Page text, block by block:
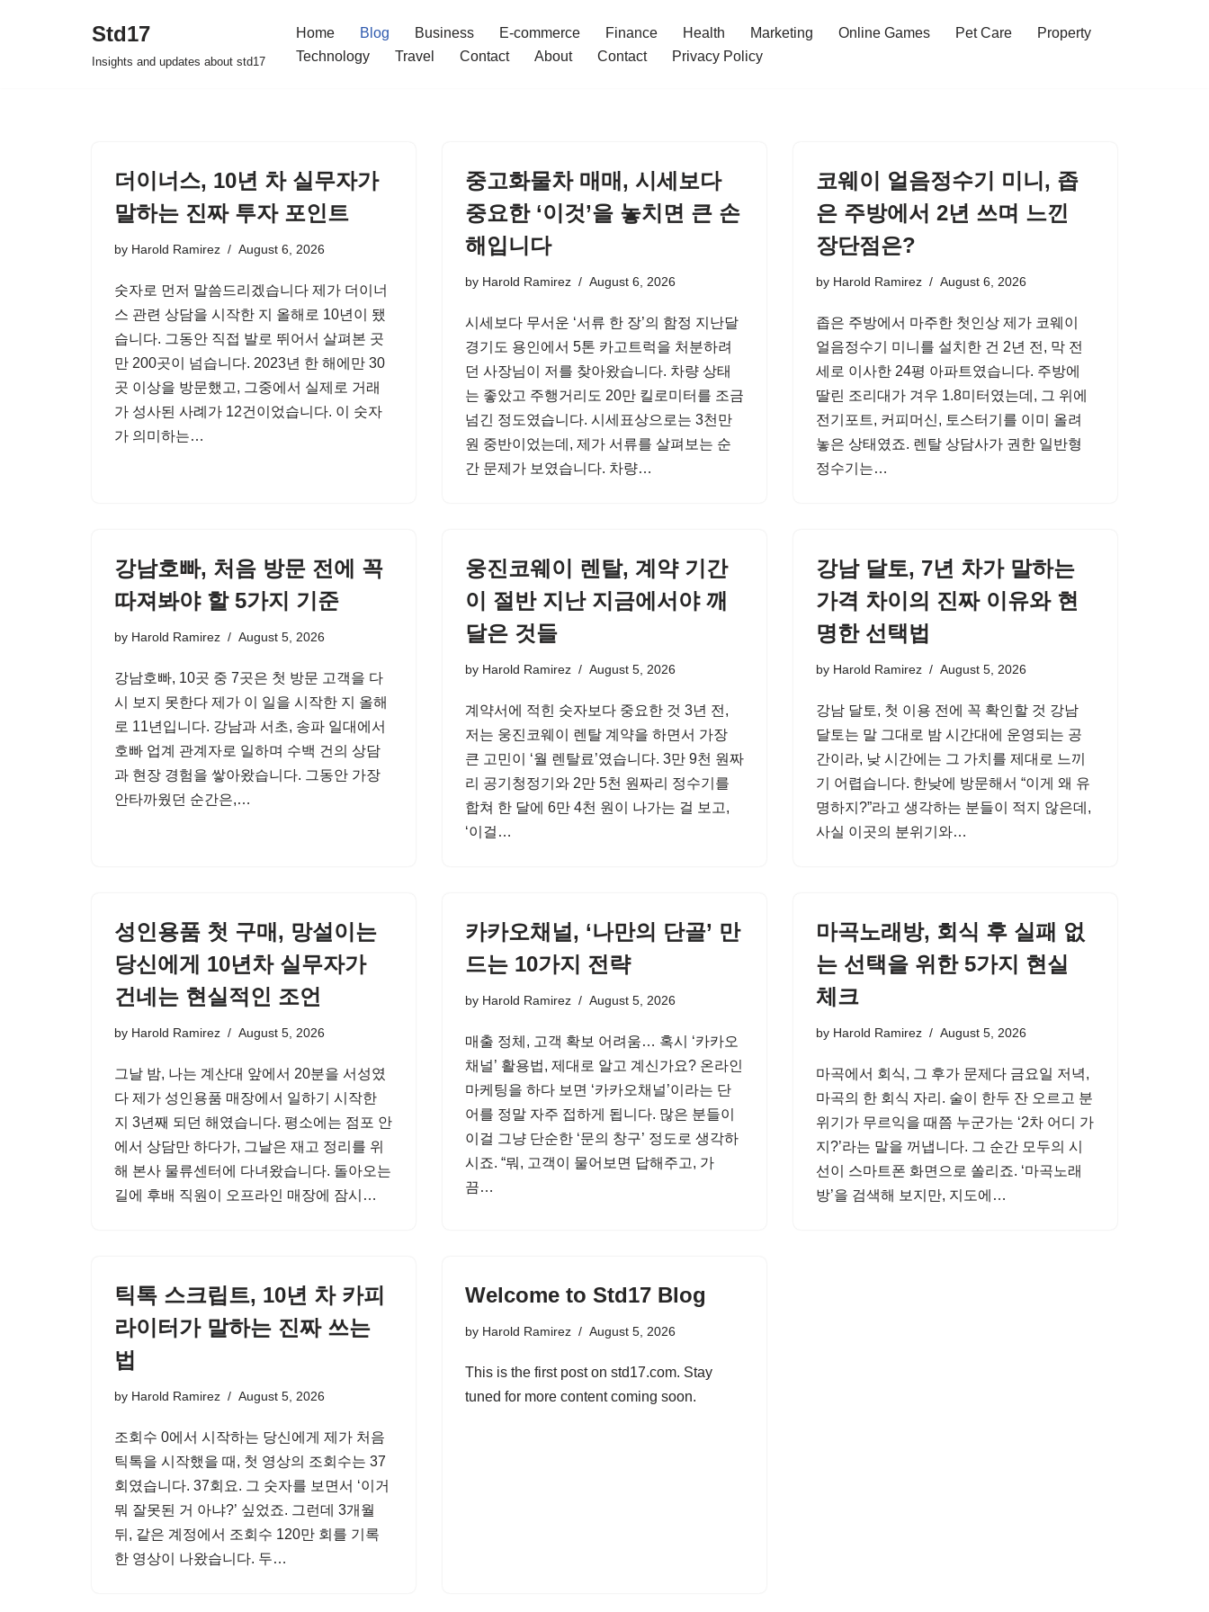
Std17
Insights and updates about std17
Home Blog Business E-commerce Finance Health Marketing Online Games Pet Care
Property
Technology
Travel Contact About Contact Privacy Policy
더이너스, 10년 차 실무자가
말하는 진짜 투자 포인트
by Harold Ramirez August 6, 2026
숫자로 먼저 말씀드리겠습니다 제가 더이너
스 관련 상담을 시작한 지 올해로 10년이 됐
습니다. 그동안 직접 발로 뛰어서 살펴본 곳
만 200곳이 넘습니다. 2023년 한 해에만 30
곳 이상을 방문했고, 그중에서 실제로 거래
가 성사된 사례가 12건이었습니다. 이 숫자
가 의미하는…
중고화물차 매매, 시세보다
중요한 ‘이것’을 놓치면 큰 손
해입니다
by Harold Ramirez August 6, 2026
시세보다 무서운 ‘서류 한 장’의 함정 지난달
경기도 용인에서 5톤 카고트럭을 처분하려
던 사장님이 저를 찾아왔습니다. 차량 상태
는 좋았고 주행거리도 20만 킬로미터를 조금
넘긴 정도였습니다. 시세표상으로는 3천만
원 중반이었는데, 제가 서류를 살펴보는 순
간 문제가 보였습니다. 차량…
코웨이 얼음정수기 미니, 좁
은 주방에서 2년 쓰며 느낀
장단점은?
by Harold Ramirez August 6, 2026
좁은 주방에서 마주한 첫인상 제가 코웨이
얼음정수기 미니를 설치한 건 2년 전, 막 전
세로 이사한 24평 아파트였습니다. 주방에
딸린 조리대가 겨우 1.8미터였는데, 그 위에
전기포트, 커피머신, 토스터기를 이미 올려
놓은 상태였죠. 렌탈 상담사가 권한 일반형
정수기는…
강남호빠, 처음 방문 전에 꼭
따져봐야 할 5가지 기준
by Harold Ramirez August 5, 2026
강남호빠, 10곳 중 7곳은 첫 방문 고객을 다
시 보지 못한다 제가 이 일을 시작한 지 올해
로 11년입니다. 강남과 서초, 송파 일대에서
호빠 업계 관계자로 일하며 수백 건의 상담
과 현장 경험을 쌓아왔습니다. 그동안 가장
안타까웠던 순간은,…
웅진코웨이 렌탈, 계약 기간
이 절반 지난 지금에서야 깨
달은 것들
by Harold Ramirez August 5, 2026
계약서에 적힌 숫자보다 중요한 것 3년 전,
저는 웅진코웨이 렌탈 계약을 하면서 가장
큰 고민이 ‘월 렌탈료’였습니다. 3만 9천 원짜
리 공기청정기와 2만 5천 원짜리 정수기를
합쳐 한 달에 6만 4천 원이 나가는 걸 보고,
‘이걸…
강남 달토, 7년 차가 말하는
가격 차이의 진짜 이유와 현
명한 선택법
by Harold Ramirez August 5, 2026
강남 달토, 첫 이용 전에 꼭 확인할 것 강남
달토는 말 그대로 밤 시간대에 운영되는 공
간이라, 낮 시간에는 그 가치를 제대로 느끼
기 어렵습니다. 한낮에 방문해서 “이게 왜 유
명하지?”라고 생각하는 분들이 적지 않은데,
사실 이곳의 분위기와…
성인용품 첫 구매, 망설이는
당신에게 10년차 실무자가
건네는 현실적인 조언
by Harold Ramirez August 5, 2026
그날 밤, 나는 계산대 앞에서 20분을 서성였
다 제가 성인용품 매장에서 일하기 시작한
지 3년째 되던 해였습니다. 평소에는 점포 안
에서 상담만 하다가, 그날은 재고 정리를 위
해 본사 물류센터에 다녀왔습니다. 돌아오는
길에 후배 직원이 오프라인 매장에 잠시…
카카오채널, ‘나만의 단골’ 만
드는 10가지 전략
by Harold Ramirez August 5, 2026
매출 정체, 고객 확보 어려움… 혹시 ‘카카오
채널’ 활용법, 제대로 알고 계신가요? 온라인
마케팅을 하다 보면 ‘카카오채널’이라는 단
어를 정말 자주 접하게 됩니다. 많은 분들이
이걸 그냥 단순한 ‘문의 창구’ 정도로 생각하
시죠. “뭐, 고객이 물어보면 답해주고, 가
끔…
마곡노래방, 회식 후 실패 없
는 선택을 위한 5가지 현실
체크
by Harold Ramirez August 5, 2026
마곡에서 회식, 그 후가 문제다 금요일 저녁,
마곡의 한 회식 자리. 술이 한두 잔 오르고 분
위기가 무르익을 때쯤 누군가는 ‘2차 어디 가
지?’라는 말을 꺼냅니다. 그 순간 모두의 시
선이 스마트폰 화면으로 쏠리죠. ‘마곡노래
방’을 검색해 보지만, 지도에…
틱톡 스크립트, 10년 차 카피
라이터가 말하는 진짜 쓰는
법
by Harold Ramirez August 5, 2026
조회수 0에서 시작하는 당신에게 제가 처음
틱톡을 시작했을 때, 첫 영상의 조회수는 37
회였습니다. 37회요. 그 숫자를 보면서 ‘이거
뭐 잘못된 거 아냐?’ 싶었죠. 그런데 3개월
뒤, 같은 계정에서 조회수 120만 회를 기록
한 영상이 나왔습니다. 두…
Welcome to Std17 Blog
by Harold Ramirez August 5, 2026
This is the first post on std17.com. Stay
tuned for more content coming soon.